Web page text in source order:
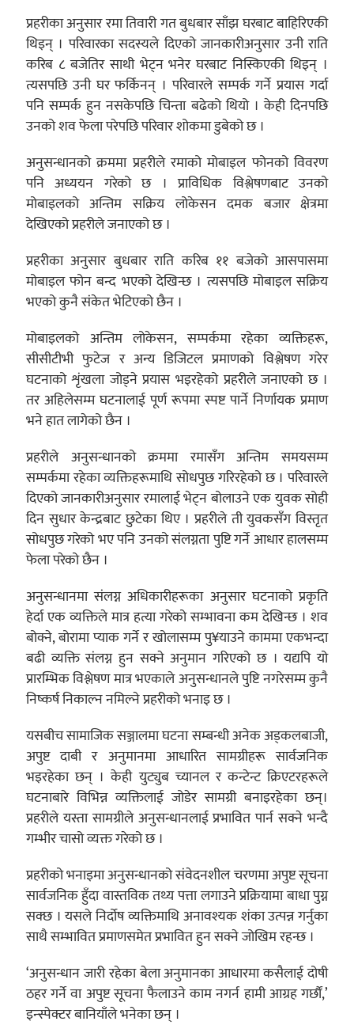
प्रहरीका अनुसार रमा तिवारी गत बुधबार साँझ घरबाट बाहिरिएकी
थिइन् । परिवारका सदस्यले दिएको जानकारीअनुसार उनी राति
करिब ८ बजेतिर साथी भेट्न भनेर घरबाट निस्किएकी थिइन् ।
त्यसपछि उनी घर फर्किनन् । परिवारले सम्पर्क गर्ने प्रयास गर्दा
पनि सम्पर्क हुन नसकेपछि चिन्ता बढेको थियो । केही दिनपछि
उनको शव फेला परेपछि परिवार शोकमा डुबेको छ ।
अनुसन्धानको क्रममा प्रहरीले रमाको मोबाइल फोनको विवरण
पनि अध्ययन गरेको छ । प्राविधिक विश्लेषणबाट उनको
मोबाइलको अन्तिम सक्रिय लोकेसन दमक बजार क्षेत्रमा
देखिएको प्रहरीले जनाएको छ ।
प्रहरीका अनुसार बुधबार राति करिब ११ बजेको आसपासमा
मोबाइल फोन बन्द भएको देखिन्छ । त्यसपछि मोबाइल सक्रिय
भएको कुनै संकेत भेटिएको छैन ।
मोबाइलको अन्तिम लोकेसन, सम्पर्कमा रहेका व्यक्तिहरू,
सीसीटीभी फुटेज र अन्य डिजिटल प्रमाणको विश्लेषण गरेर
घटनाको शृंखला जोड्ने प्रयास भइरहेको प्रहरीले जनाएको छ ।
तर अहिलेसम्म घटनालाई पूर्ण रूपमा स्पष्ट पार्ने निर्णायक प्रमाण
भने हात लागेको छैन ।
प्रहरीले अनुसन्धानको क्रममा रमासँग अन्तिम समयसम्म
सम्पर्कमा रहेका व्यक्तिहरूमाथि सोधपुछ गरिरहेको छ । परिवारले
दिएको जानकारीअनुसार रमालाई भेट्न बोलाउने एक युवक सोही
दिन सुधार केन्द्रबाट छुटेका थिए । प्रहरीले ती युवकसँग विस्तृत
सोधपुछ गरेको भए पनि उनको संलग्नता पुष्टि गर्ने आधार हालसम्म
फेला परेको छैन ।
अनुसन्धानमा संलग्न अधिकारीहरूका अनुसार घटनाको प्रकृति
हेर्दा एक व्यक्तिले मात्र हत्या गरेको सम्भावना कम देखिन्छ । शव
बोक्ने, बोरामा प्याक गर्ने र खोलासम्म पु¥याउने काममा एकभन्दा
बढी व्यक्ति संलग्न हुन सक्ने अनुमान गरिएको छ । यद्यपि यो
प्रारम्भिक विश्लेषण मात्र भएकाले अनुसन्धानले पुष्टि नगरेसम्म कुनै
निष्कर्ष निकाल्न नमिल्ने प्रहरीको भनाइ छ ।
यसबीच सामाजिक सञ्जालमा घटना सम्बन्धी अनेक अड्कलबाजी,
अपुष्ट दाबी र अनुमानमा आधारित सामग्रीहरू सार्वजनिक
भइरहेका छन् । केही युट्युब च्यानल र कन्टेन्ट क्रिएटरहरूले
घटनाबारे विभिन्न व्यक्तिलाई जोडेर सामग्री बनाइरहेका छन्।
प्रहरीले यस्ता सामग्रीले अनुसन्धानलाई प्रभावित पार्न सक्ने भन्दै
गम्भीर चासो व्यक्त गरेको छ ।
प्रहरीको भनाइमा अनुसन्धानको संवेदनशील चरणमा अपुष्ट सूचना
सार्वजनिक हुँदा वास्तविक तथ्य पत्ता लगाउने प्रक्रियामा बाधा पुग्न
सक्छ । यसले निर्दोष व्यक्तिमाथि अनावश्यक शंका उत्पन्न गर्नुका
साथै सम्भावित प्रमाणसमेत प्रभावित हुन सक्ने जोखिम रहन्छ ।
‘अनुसन्धान जारी रहेका बेला अनुमानका आधारमा कसैलाई दोषी
ठहर गर्ने वा अपुष्ट सूचना फैलाउने काम नगर्न हामी आग्रह गर्छौं,’
इन्स्पेक्टर बानियाँले भनेका छन् ।